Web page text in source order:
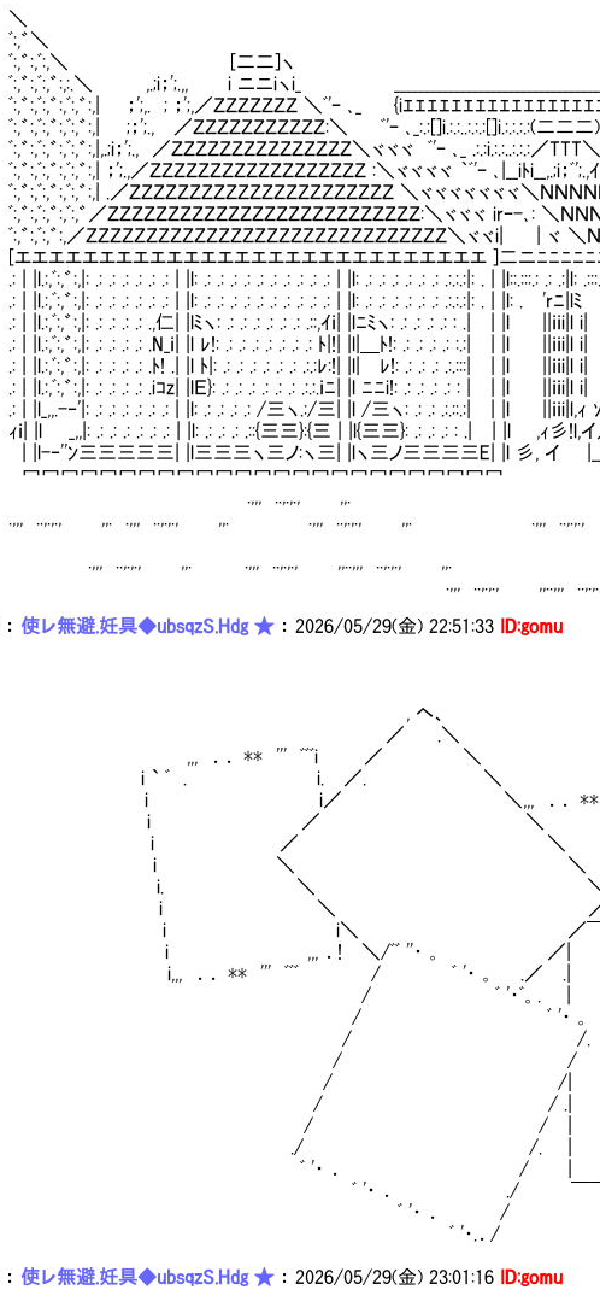
＼
ﾞ:,゛＼
ﾞ:,゛:,ﾞ:,＼ [二二]ヽ
ﾞ:,゛:,ﾞ:,゛:,:.＼ ,.;i；';.,, i ニニiヽi_
ﾞ:,゛:,ﾞ:,゛:,ﾞ:,゛:,| ；';,. ; ；';,／ＺＺＺＺＺＺＺ ＼ﾞ'ｰ ､_ {iｴｴｴｴｴｴｴｴｴｴｴｴｴｴｴｴ
ﾞ:,゛:,ﾞ:,゛:,ﾞ:,゛:,| ;；';., ／ＺＺＺＺＺＺＺＺＺＺＺ:＼ ﾞ'ｰ ､_:.:[]i.:.:..:.:.:[]i.:.:.:.:(二二
ﾞ:,゛:,ﾞ:,゛:,ﾞ:,゛:,|,.;i；';., ／ＺＺＺＺＺＺＺＺＺＺＺＺＺＺＺ＼ヾヾヾ ﾞ'ｰ ､_ .:.:i.:.:..:.:.:／TTT
ﾞ:,゛:,ﾞ:,゛:,ﾞ:,゛:,| ；';.,／ＺＺＺＺＺＺＺＺＺＺＺＺＺＺＺＺＺＺ :＼ヾヾヾヾ ｀ﾞ'ｰ ､|__iﾄi__,.;i
ﾞ:,゛:,ﾞ:,゛:,ﾞ:,゛:,| .／ＺＺＺＺＺＺＺＺＺＺＺＺＺＺＺＺＺＺＺＺＺＺ ＼ヾヾヾヾヾヾヾ＼ＮＮ
ﾞ:,゛:,ﾞ:,゛:,ﾞ:,゛／ＺＺＺＺＺＺＺＺＺＺＺＺＺＺＺＺＺＺＺＺＺＺＺＺＺＺ:＼ヾヾヾ irｰ-､: ＼Ｎ
ﾞ:,゛:,ﾞ:,゛:,／ＺＺＺＺＺＺＺＺＺＺＺＺＺＺＺＺＺＺＺＺＺＺＺＺＺＺＺＺＺＺ＼ヾヾi| |
[エエエエエエエエエエエエエエエエエエエエエエエエエエエエ ]二ニﾆ
.: | |l.:,ﾞ:,゛:,|: .: .: .: .: .: .: | |l: .: .: .: .: .: .: .: .: .: .: | |l: .: .: .: .: .: .: .:.:.:|: . | |l::.:::.: .: .:|l:
.: | |l.:,ﾞ:,゛:,|: .: .: .: .: .: .: | |l: .: .: .: .: .: .: .: .: .: .: | |l: .: .: .: .: .: .: .:.:.:|: . | |l: . 'rﾆ|l
.: | |l.:,ﾞ:,゛:,|: .: .: .: .: .,仁| |lﾐヽ: .: .: .: .: .: .: .::,ｲｉ| |lﾆﾐヽ: .: .: .: .: : .| | |l ||ｉｉi|l i|
.: | |l.:,ﾞ:,゛:,|: .: .: .: .: .N_ｉ| |l ﾚ!: .: .: .: .: .: .: .: ﾄ|!| |l|＿ﾄ!: .: .: .: .: :.:| | |l ||ｉｉi|l i| |l: .||:
.: | |l.:,ﾞ:,゛:,|: .: .: .: .: .ﾄ! .| |l ﾄ|: .: .: .: .: .: .: .:.:ﾚ:!| |l| ﾚ!: .: .: .: .:.:::| | |l ||ｉｉi|l i| |l:
.: | |l.:,ﾞ:,゛:,|: .: .: .: .: .iｺz| |lＥ}: .: .: .: .: .: .: .:.:.ｉﾆ| |l ﾆﾆi!: .: .: .: .: : | | |l ||ｉｉi|l
.: | |l_,,.-‐'|: .: .: .: .: .: .: | |l: .: .: .: .: /三ヽ.:/三| |l /三ヽ: .: .: .:.::.:| | |l ||ｉｉi|l,ｨ ｿ!l,イ＾＾＾＾
ｨｉ| |l _,,|: .: .: .: .: .: .: | |l: .: .: .: .::{三三}:{三 | |l{三三}: .: .: .: : .| | |l ,ｨ
| |l-‐''ﾝ三三三三三| |l三三三ヽ三ノ:ヽ三| |lヽ三ノ三三三三E| |l 彡,
冖冖冖冖冖冖冖冖冖冖冖冖冖冖冖冖冖冖冖冖冖冖
.,,, ..,.,., ,,.
.,,, ..,.,., ,,. .,,, ..,.,., ,,. .,,, ..,.,., ,,. .,,, ..,.,.,
.,,, ..,.,., ,,..,,,
.,,, ..,.,., ,,. .,,, ..,.,., ,,..,,, ..,.,., ,,.
.,,, ..,.,., ,,..,,, ..,.,.,
： 使レ無避.妊具◆ubsqzS.Hdg ★： 2026/05/29(金) 22:51:33 ID:gomu
, ヘ、
／ .＼
,,, ．． ** ''' ﾞﾞﾞi ／ ＼
i ` ﾞ . i. ／. ＼
i i／ ＼,,, ．． ** ''' .
i ／ ＼
i ／ ＼
i ＼ ＼
i. ＼ ＼
i ＼ ／
i i＼ ／￣￣￣￣￣￣
i ,,, ．! ＼/ﾞﾞ ''・
i,,, ．． ** ''' ﾞﾞﾞ / ﾞ '・
/ ﾞ '・ﾞ。
/ ﾞ '・
/ /.
/ /
/ /|
/ / .|
/ / |
./ /.
ﾞ '・ ．
ﾞ '・ ． ./ ￣￣￣￣￣￣
ﾞ '・ ． /
ﾞ '・.．/
： 使レ無避.妊具◆ubsqzS.Hdg ★： 2026/05/29(金) 23:01:16 ID:gomu